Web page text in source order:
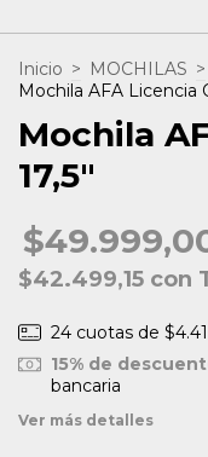
Inicio > MOCHILAS >
Mochila AFA Licencia
Mochila
17,5"
$42.499,15 con
24 cuotas de
15% de
bancaria
Ver más detalles